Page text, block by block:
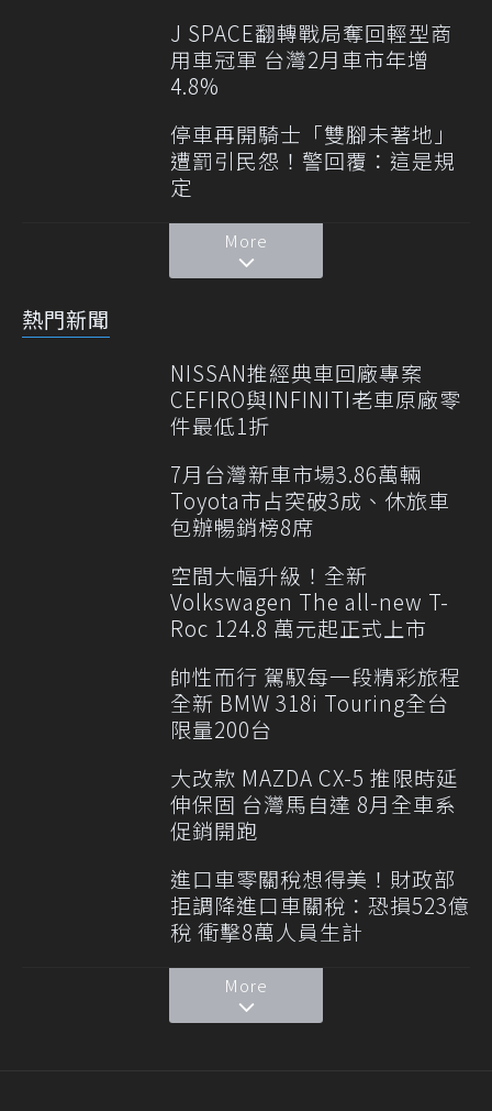
J SPACE翻轉戰局奪回輕型商
用車冠軍 台灣2月車市年增
4.8%
停車再開騎士「雙腳未著地」
遭罰引民怨！警回覆：這是規
定
More
熱門新聞
NISSAN推經典車回廠專案
CEFIRO與INFINITI老車原廠零
件最低1折
7月台灣新車市場3.86萬輛
Toyota市占突破3成、休旅車
包辦暢銷榜8席
空間大幅升級！全新
Volkswagen The all-new T-
Roc 124.8 萬元起正式上市
帥性而行 駕馭每一段精彩旅程
全新 BMW 318i Touring全台
限量200台
大改款 MAZDA CX-5 推限時延
伸保固 台灣馬自達 8月全車系
促銷開跑
進口車零關稅想得美！財政部
拒調降進口車關稅：恐損523億
稅 衝擊8萬人員生計
More